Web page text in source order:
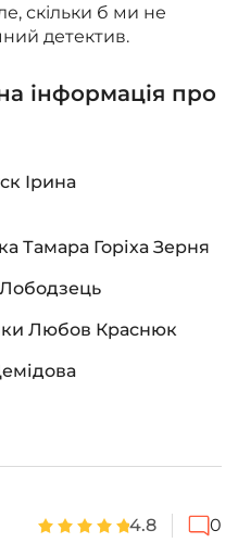
скільки б ми не
детектив.
інформація про
Ірина
Тамара Горіха Зерня
Любов Краснюк
4.8 0